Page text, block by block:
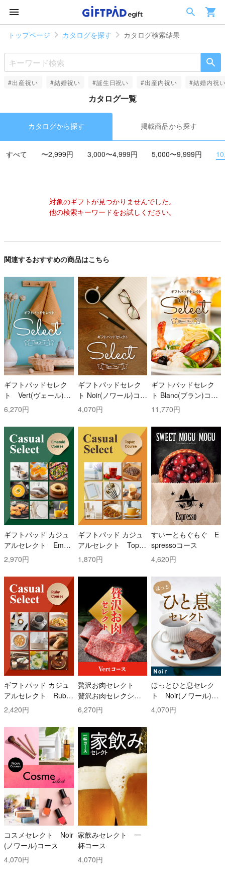
トップページ カタログを探す カタログ検索結果
#出産祝い #結婚祝い #誕生日祝い #出産内祝い #結婚内祝
カタログ一覧
カタログから探す 掲載商品から探す
すべて 〜2,999円 3,000〜4,999円 5,000〜9,999円
対象のギフトが見つかりませんでした。
他の検索キーワードをお試しください。
関連するおすすめの商品はこちら
ギフトパッドセレク
ト Vert(ヴェール)コ
ース
6,270円
ギフトパッドセレク
ト Noir(ノワール)コー
ス
4,070円
ギフトパッドセレク
ト Blanc(ブラン)コー
ス
11,770円
ギフトパッド カジュ
アルセレクト Emer
ald(エメラルド)コー
ス
2,970円
ギフトパッド カジュ
アルセレクト Topaz
(トパーズ)コース
1,870円
すいーともぐもぐ E
spressoコース
4,620円
ギフトパッド カジュ
アルセレクト Ruby
(ルビー)コース
2,420円
贅沢お肉セレクト
贅沢お肉セレクショ
ン 5000円コース
6,270円
ほっとひと息セレク
ト Noir(ノワール)コ
ース
4,070円
コスメセレクト Noir
(ノワール)コース
4,070円
家飲みセレクト 一
杯コース
4,070円